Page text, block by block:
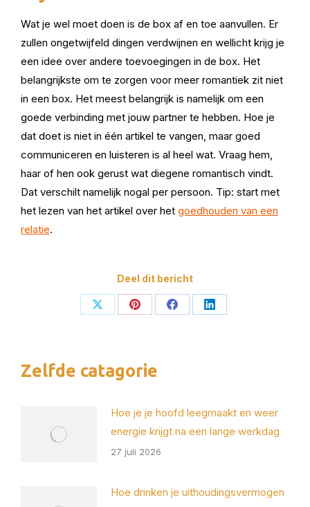
Wat je wel moet doen is de box af en toe aanvullen. Er
zullen ongetwijfeld dingen verdwijnen en wellicht krijg je
een idee over andere toevoegingen in de box. Het
belangrijkste om te zorgen voor meer romantiek zit niet
in een box. Het meest belangrijk is namelijk om een
goede verbinding met jouw partner te hebben. Hoe je
dat doet is niet in één artikel te vangen, maar goed
communiceren en luisteren is al heel wat. Vraag hem,
haar of hen ook gerust wat diegene romantisch vindt.
Dat verschilt namelijk nogal per persoon. Tip: start met
het lezen van het artikel over het goedhouden van een
relatie.
Deel dit bericht
Deel
Deel
Deel
Deel
Zelfde catagorie
Hoe je je hoofd leegmaakt en weer
energie krijgt na een lange werkdag
27 juli 2026
Hoe drinken je uithoudingsvermogen